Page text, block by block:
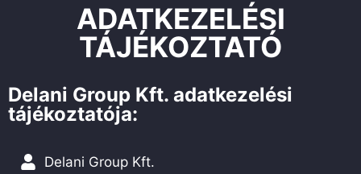
ADATKEZELÉSI
TÁJÉKOZTATÓ
Delani Group Kft. adatkezelési
tájékoztatója:
Delani Group Kft.